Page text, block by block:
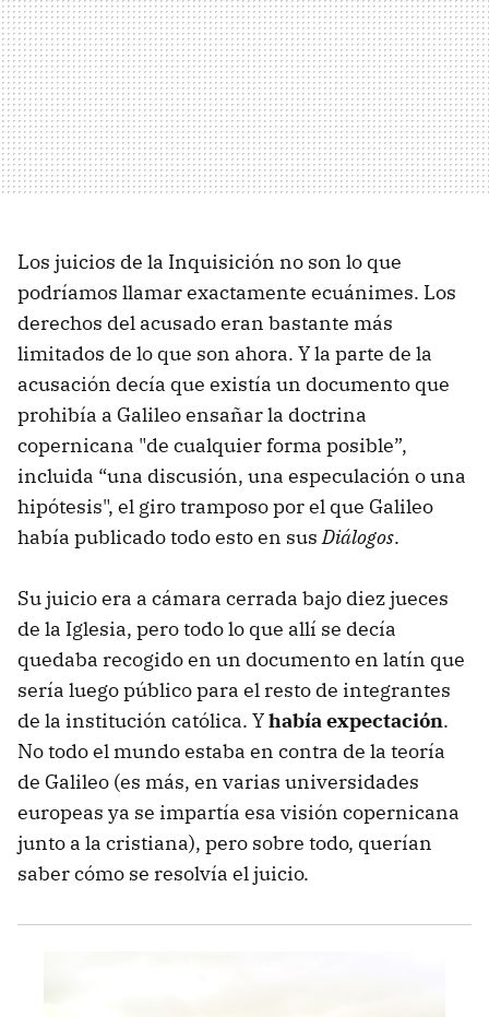
Los juicios de la Inquisición no son lo que
podríamos llamar exactamente ecuánimes. Los
derechos del acusado eran bastante más
limitados de lo que son ahora. Y la parte de la
acusación decía que existía un documento que
prohibía a Galileo ensañar la doctrina
copernicana "de cualquier forma posible”,
incluida “una discusión, una especulación o una
hipótesis", el giro tramposo por el que Galileo
había publicado todo esto en susDiálogos.
Su juicio era a cámara cerrada bajo diez jueces
de la Iglesia, pero todo lo que allí se decía
quedaba recogido en un documento en latín que
sería luego público para el resto de integrantes
de la institución católica. Yhabía expectación.
No todo el mundo estaba en contra de la teoría
de Galileo (es más, en varias universidades
europeas ya se impartía esa visión copernicana
junto a la cristiana), pero sobre todo, querían
saber cómo se resolvía el juicio.